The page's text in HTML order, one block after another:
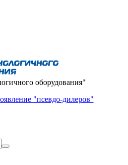
оборудования"
"псевдо-дилеров"